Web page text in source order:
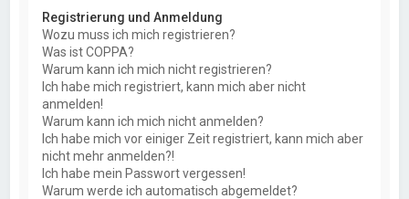
Registrierung und Anmeldung
Wozu muss ich mich registrieren?
Was ist COPPA?
Warum kann ich mich nicht registrieren?
Ich habe mich registriert, kann mich aber nicht
anmelden!
Warum kann ich mich nicht anmelden?
Ich habe mich vor einiger Zeit registriert, kann mich aber
nicht mehr anmelden?!
Ich habe mein Passwort vergessen!
Warum werde ich automatisch abgemeldet?